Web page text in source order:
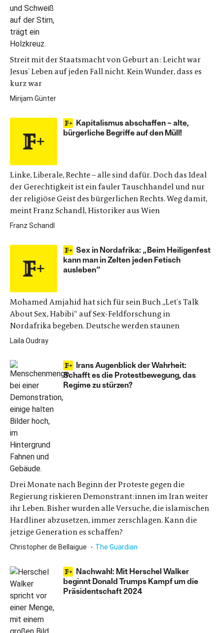
Streit mit der Staatsmacht von Geburt an: Leicht war
Jesus' Leben auf jeden Fall nicht. Kein Wunder, dass es
kurz war
Mirijam Günter
Kapitalismus abschaffen – alte,
bürgerliche Begriffe auf den Müll!
Linke, Liberale, Rechte – alle sind dafür. Doch das Ideal
der Gerechtigkeit ist ein fauler Tauschhandel und nur
der religiöse Geist des bürgerlichen Rechts. Weg damit,
meint Franz Schandl, Historiker aus Wien
Franz Schandl
Sex in Nordafrika: „Beim Heiligenfest
kann man in Zelten jeden Fetisch
ausleben“
Mohamed Amjahid hat sich für sein Buch „Let's Talk
About Sex, Habibi“ auf Sex-Feldforschung in
Nordafrika begeben. Deutsche werden staunen
Laila Oudray
Irans Augenblick der Wahrheit:
Schafft es die Protestbewegung, das
Regime zu stürzen?
Drei Monate nach Beginn der Proteste gegen die
Regierung riskieren Demonstrant:innen im Iran weiter
ihr Leben. Bisher wurden alle Versuche, die islamischen
Hardliner abzusetzen, immer zerschlagen. Kann die
jetzige Generation es schaffen?
Christopher de Bellaigue The Guardian
Nachwahl: Mit Herschel Walker
beginnt Donald Trumps Kampf um die
Präsidentschaft 2024